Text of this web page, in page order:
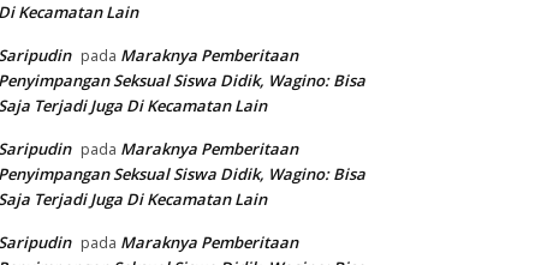
Di Kecamatan Lain
pada Maraknya Pemberitaan
Penyimpangan Seksual Siswa Didik, Wagino: Bisa
Terjadi Juga Di Kecamatan Lain
pada Maraknya Pemberitaan
Penyimpangan Seksual Siswa Didik, Wagino: Bisa
Terjadi Juga Di Kecamatan Lain
pada Maraknya Pemberitaan